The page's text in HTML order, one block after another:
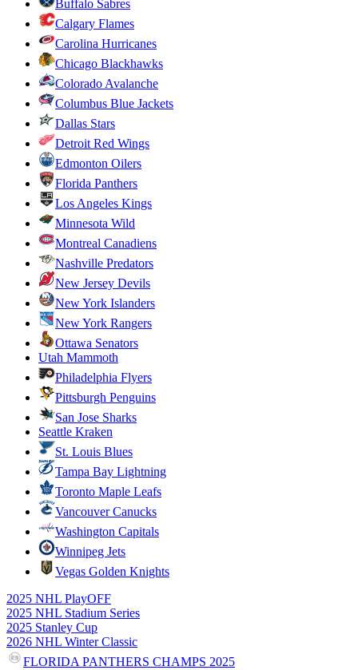
Buffalo Sabres
Calgary Flames
Carolina Hurricanes
Chicago Blackhawks
Colorado Avalanche
Columbus Blue Jackets
Dallas Stars
Detroit Red Wings
Edmonton Oilers
Florida Panthers
Los Angeles Kings
Minnesota Wild
Montreal Canadiens
Nashville Predators
New Jersey Devils
New York Islanders
New York Rangers
Ottawa Senators
Utah Mammoth
Philadelphia Flyers
Pittsburgh Penguins
San Jose Sharks
Seattle Kraken
St. Louis Blues
Tampa Bay Lightning
Toronto Maple Leafs
Vancouver Canucks
Washington Capitals
Winnipeg Jets
Vegas Golden Knights
2025 NHL PlayOFF
2025 NHL Stadium Series
2025 Stanley Cup
2026 NHL Winter Classic
FLORIDA PANTHERS CHAMPS 2025